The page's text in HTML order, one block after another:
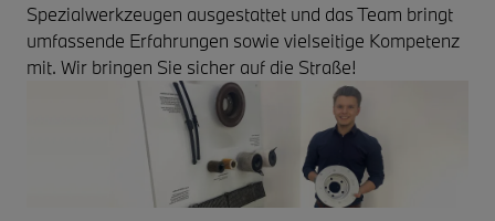
Spezialwerkzeugen ausgestattet und das Team bringt
umfassende Erfahrungen sowie vielseitige Kompetenz
mit. Wir bringen Sie sicher auf die Straße!